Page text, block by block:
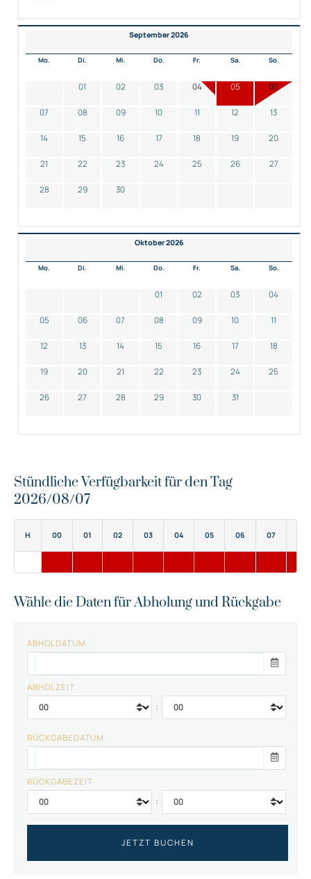
September 2026
Mo. Di. Mi. Do. Fr. Sa. So.
01 02 03 04 05 06
07 08 09 10 11 12 13
14 15 16 17 18 19 20
21 22 23 24 25 26 27
28 29 30
Oktober 2026
Mo. Di. Mi. Do. Fr. Sa. So.
01 02 03 04
05 06 07 08 09 10 11
12 13 14 15 16 17 18
19 20 21 22 23 24 25
26 27 28 29 30 31
Stündliche Verfügbarkeit für den Tag
2026/08/07
H 00 01 02 03 04 05 06 07
Wähle die Daten für Abholung und Rückgabe
ABHOLDATUM
ABHOLZEIT
:
RÜCKGABEDATUM
RÜCKGABEZEIT
: